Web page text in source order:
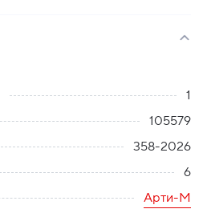
1
105579
358-2026
6
Арти-М